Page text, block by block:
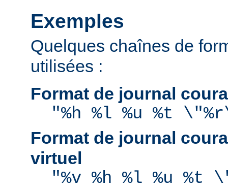
Exemples
Quelques chaînes de
utilisées :
Format de journal
"%h %l %u %t
Format de journal
virtuel
"%v %h %l %u %t